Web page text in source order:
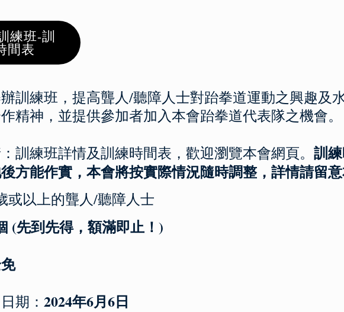
練班-訓
間表
訓練班，提高聾人/聽障人士對跆拳道運動之興趣及
精神，並提供參加者加入本會跆拳道代表隊之機會。
訓練班詳情及訓練時間表，歡迎瀏覽本會網頁。訓
方能作實，本會將按實際情況隨時調整，詳情請留意
或以上的聾人/聽障人士
(先到先得，額滿即止！)
期：2024年6月6日